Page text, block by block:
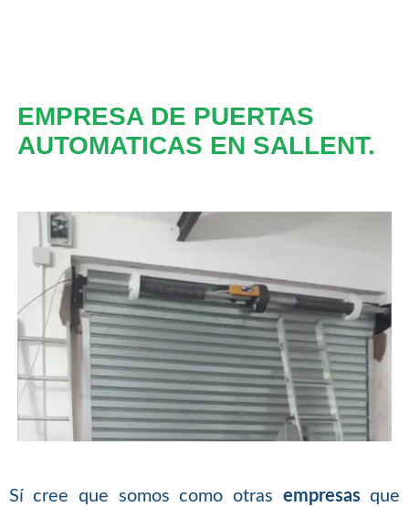
EMPRESA DE PUERTAS
AUTOMATICAS EN SALLENT.
Sí cree que somos como otras empresasque